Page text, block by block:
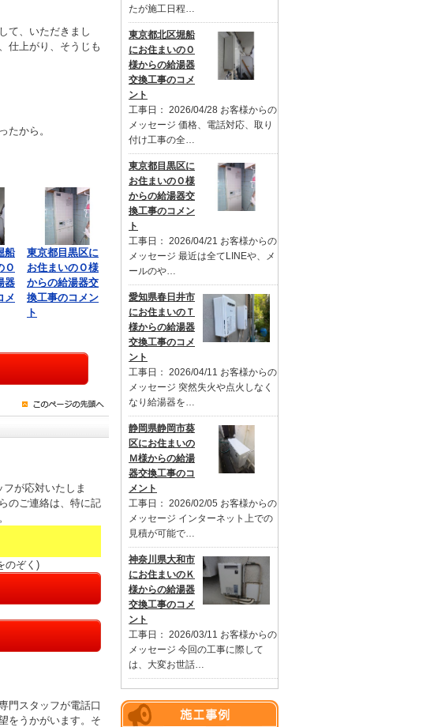
たが施工日程…
東京都北区堀船
にお住まいのＯ
様からの給湯器
交換工事のコメ
ント
工事日： 2026/04/28 お客様からの
メッセージ 価格、電話対応、取り
付け工事の全…
東京都目黒区に
お住まいのＯ様
からの給湯器交
換工事のコメン
ト
工事日： 2026/04/21 お客様からの
メッセージ 最近は全てLINEや、メ
ールのや…
愛知県春日井市
にお住まいのＴ
様からの給湯器
交換工事のコメ
ント
工事日： 2026/04/11 お客様からの
メッセージ 突然失火や点火しなく
なり給湯器を…
静岡県静岡市葵
区にお住まいの
Ｍ様からの給湯
器交換工事のコ
メント
工事日： 2026/02/05 お客様からの
メッセージ インターネット上での
見積が可能で…
神奈川県大和市
にお住まいのＫ
様からの給湯器
交換工事のコメ
ント
工事日： 2026/03/11 お客様からの
メッセージ 今回の工事に際して
は、大変お世話…
て、いただきまし
仕上がり、そうじも
たから。
船
Ｏ
器
メ
東京都目黒区に
お住まいのＯ様
からの給湯器交
換工事のコメン
ト
が応対いたしま
のご連絡は、特に記
のぞく)
門スタッフが電話口
をうかがいます。そ